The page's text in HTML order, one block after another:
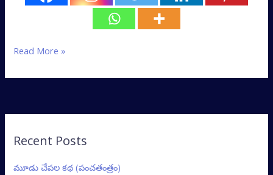
Read More »
Recent Posts
మూడు చేపల కథ (పంచతంత్రం)